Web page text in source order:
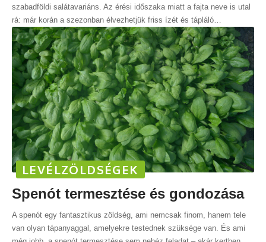
szabadföldi salátavariáns. Az érési időszaka miatt a fajta neve is utal
rá: már korán a szezonban élvezhetjük friss ízét és tápláló…
LEVÉLZÖLDSÉGEK
Spenót termesztése és gondozása
A spenót egy fantasztikus zöldség, ami nemcsak finom, hanem tele
van olyan tápanyaggal, amelyekre testednek szüksége van. És ami